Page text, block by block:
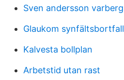
Sven andersson varberg
Glaukom synfältsbortfall
Kalvesta bollplan
Arbetstid utan rast